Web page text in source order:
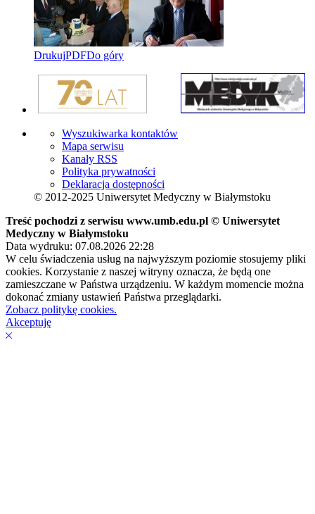
DrukujPDFDo góry
Wyszukiwarka kontaktów
Mapa serwisu
Kanały RSS
Polityka prywatności
Deklaracja dostępności
© 2012-2025 Uniwersytet Medyczny w Białymstoku
Treść pochodzi z serwisu www.umb.edu.pl © Uniwersytet
Medyczny w Białymstoku
Data wydruku: 07.08.2026 22:28
W celu świadczenia usług na najwyższym poziomie stosujemy pliki
cookies. Korzystanie z naszej witryny oznacza, że będą one
zamieszczane w Państwa urządzeniu. W każdym momencie można
dokonać zmiany ustawień Państwa przeglądarki.
Zobacz politykę cookies.
Akceptuję